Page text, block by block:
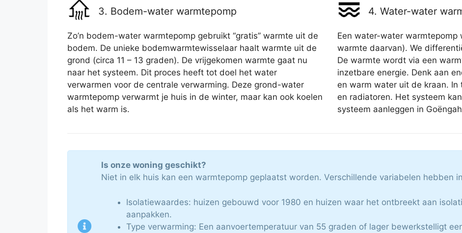
3. Bodem-water warmtepomp
Zo’n bodem-water warmtepomp gebruikt “gratis” warmte uit de
bodem. De unieke bodemwarmtewisselaar haalt warmte uit de
grond (circa 11 – 13 graden). De vrijgekomen warmte gaat nu
naar het systeem. Dit proces heeft tot doel het water
verwarmen voor de centrale verwarming. Deze grond-water
warmtepomp verwarmt je huis in de winter, maar kan ook koelen
als het warm is.
4. Water-water
Een water-water
warmte daarvan). We
De warmte wordt via een
inzetbare energie. Denk aan
en warm water uit de kraan.
en radiatoren. Het systeem
systeem aanleggen in
Is onze woning geschikt?
Niet in elk huis kan een warmtepomp geplaatst worden. Verschillende variabelen hebben
Isolatiewaardes: huizen gebouwd voor 1980 en huizen waar het ontbreekt aan
aanpakken.
Type verwarming: Een aanvoertemperatuur van 55 graden of lager bewerkstelligt